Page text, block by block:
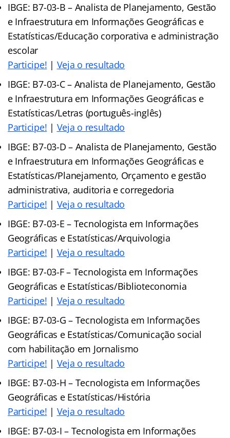
IBGE: B7-03-B – Analista de Planejamento, Gestão
e Infraestrutura em Informações Geográficas e
Estatísticas/Educação corporativa e administração
escolar
Participe! | Veja o resultado
IBGE: B7-03-C – Analista de Planejamento, Gestão
e Infraestrutura em Informações Geográficas e
Estatísticas/Letras (português-inglês)
Participe! | Veja o resultado
IBGE: B7-03-D – Analista de Planejamento, Gestão
e Infraestrutura em Informações Geográficas e
Estatísticas/Planejamento, Orçamento e gestão
administrativa, auditoria e corregedoria
Participe! | Veja o resultado
IBGE: B7-03-E – Tecnologista em Informações
Geográficas e Estatísticas/Arquivologia
Participe! | Veja o resultado
IBGE: B7-03-F – Tecnologista em Informações
Geográficas e Estatísticas/Biblioteconomia
Participe! | Veja o resultado
IBGE: B7-03-G – Tecnologista em Informações
Geográficas e Estatísticas/Comunicação social
com habilitação em Jornalismo
Participe! | Veja o resultado
IBGE: B7-03-H – Tecnologista em Informações
Geográficas e Estatísticas/História
Participe! | Veja o resultado
IBGE: B7-03-I – Tecnologista em Informações